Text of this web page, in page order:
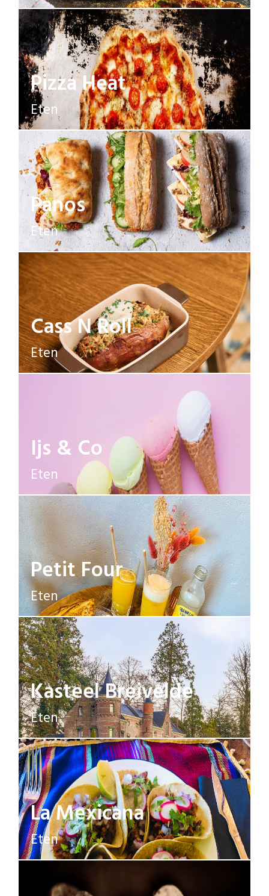
Pizza Heat
Eten
Panos
Eten
Cass N Roll
Eten
Ijs & Co
Eten
Petit Four
Eten
Kasteel Breivelde
Eten
La Mexicana
Eten